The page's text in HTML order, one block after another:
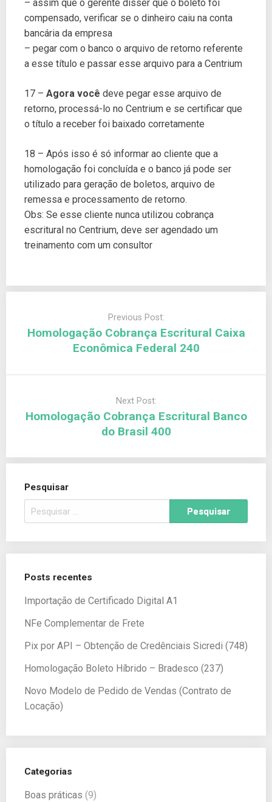
– assim que o gerente disser que o boleto foi
compensado, verificar se o dinheiro caiu na conta
bancária da empresa
– pegar com o banco o arquivo de retorno referente
a esse título e passar esse arquivo para a Centrium
17 – Agora você deve pegar esse arquivo de
retorno, processá-lo no Centrium e se certificar que
o título a receber foi baixado corretamente
18 – Após isso é só informar ao cliente que a
homologação foi concluída e o banco já pode ser
utilizado para geração de boletos, arquivo de
remessa e processamento de retorno.
Obs: Se esse cliente nunca utilizou cobrança
escritural no Centrium, deve ser agendado um
treinamento com um consultor
Previous Post:
Homologação Cobrança Escritural Caixa
Econômica Federal 240
Next Post:
Homologação Cobrança Escritural Banco
do Brasil 400
Pesquisar
Posts recentes
Importação de Certificado Digital A1
NFe Complementar de Frete
Pix por API – Obtenção de Credênciais Sicredi (748)
Homologação Boleto Híbrido – Bradesco (237)
Novo Modelo de Pedido de Vendas (Contrato de
Locação)
Categorias
Boas práticas (9)